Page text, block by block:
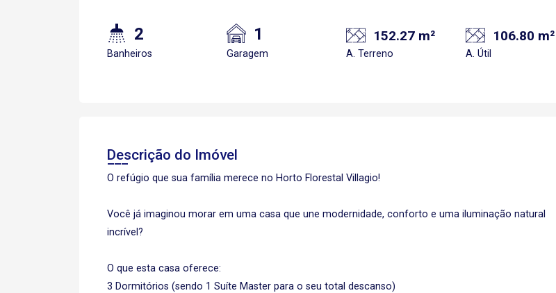
2
Banheiros
1
Garagem
152.27 m²
A. Terreno
106.80 m²
A. Útil
Descrição do Imóvel
O refúgio que sua família merece no Horto Florestal Villagio!
Você já imaginou morar em uma casa que une modernidade, conforto e uma iluminação natural
incrível?
O que esta casa oferece:
3 Dormitórios (sendo 1 Suíte Master para o seu total descanso)